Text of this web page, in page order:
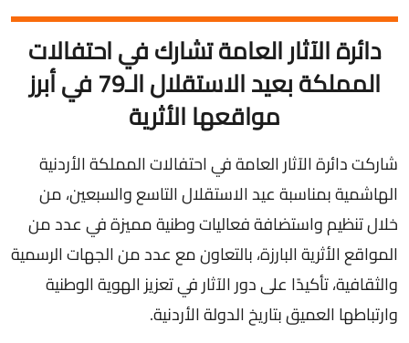
دائرة الآثار العامة تشارك في احتفالات
المملكة بعيد الاستقلال الـ79 في أبرز
مواقعها الأثرية
شاركت دائرة الآثار العامة في احتفالات المملكة الأردنية
الهاشمية بمناسبة عيد الاستقلال التاسع والسبعين، من
خلال تنظيم واستضافة فعاليات وطنية مميزة في عدد من
المواقع الأثرية البارزة، بالتعاون مع عدد من الجهات الرسمية
والثقافية، تأكيدًا على دور الآثار في تعزيز الهوية الوطنية
وارتباطها العميق بتاريخ الدولة الأردنية.